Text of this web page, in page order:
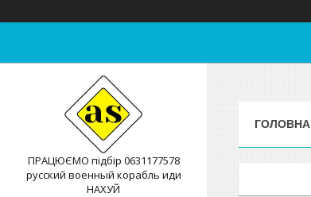
ПРАЦЮЄМО підбір 0631177578
русский военный корабль иди
НАХУЙ
ГОЛОВНА